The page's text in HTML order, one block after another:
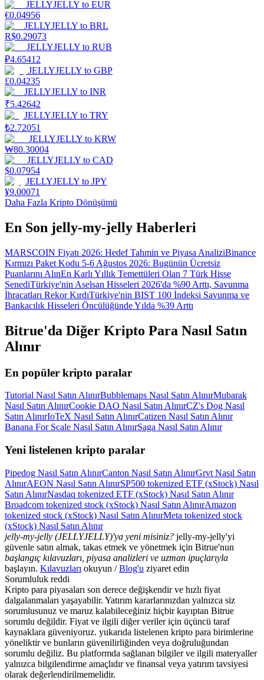
JELLYJELLY to EUR
€0.04956
JELLYJELLY to BRL
R$0.29073
JELLYJELLY to RUB
₽4.65412
JELLYJELLY to GBP
£0.04235
JELLYJELLY to INR
₹5.42642
JELLYJELLY to TRY
₺2.72051
JELLYJELLY to KRW
₩80.30004
JELLYJELLY to CAD
$0.07954
JELLYJELLY to JPY
¥9.00071
Daha Fazla Kripto Dönüşümü
En Son jelly-my-jelly Haberleri
MARSCOIN Fiyatı 2026: Hedef Tahmin ve Piyasa AnaliziBinance
Kırmızı Paket Kodu 5-6 Ağustos 2026: Bugünün Ücretsiz
Puanlarını AlınEn Karlı Yıllık Temettüleri Olan 7 Türk Hisse
SenediTürkiye'nin Aselsan Hisseleri 2026'da %90 Arttı, Savunma
İhracatları Rekor KırdıTürkiye'nin BIST 100 İndeksi Savunma ve
Bankacılık Hisseleri Öncülüğünde Yılda %39 Arttı
Bitrue'da Diğer Kripto Para Nasıl Satın
Alınır
En popüler kripto paralar
Tutorial Nasıl Satın AlınırBubblemaps Nasıl Satın AlınırMubarak
Nasıl Satın AlınırCookie DAO Nasıl Satın AlınırCZ's Dog Nasıl
Satın AlınırIoTeX Nasıl Satın AlınırCatizen Nasıl Satın Alınır
Banana For Scale Nasıl Satın AlınırSaga Nasıl Satın Alınır
Yeni listelenen kripto paralar
Pipedog Nasıl Satın AlınırCanton Nasıl Satın AlınırGrvt Nasıl Satın
AlınırAEON Nasıl Satın AlınırSP500 tokenized ETF (xStock) Nasıl
Satın AlınırNasdaq tokenized ETF (xStock) Nasıl Satın Alınır
Broadcom tokenized stock (xStock) Nasıl Satın AlınırAmazon
tokenized stock (xStock) Nasıl Satın AlınırMeta tokenized stock
(xStock) Nasıl Satın Alınır
jelly-my-jelly (JELLYJELLY)'ya yeni misiniz? jelly-my-jelly'yi
güvenle satın almak, takas etmek ve yönetmek için Bitrue'nun
başlangıç kılavuzları, piyasa analizleri ve uzman ipuçlarıyla
başlayın. Kılavuzları okuyun /Blog'u ziyaret edin
Sorumluluk reddi
Kripto para piyasaları son derece değişkendir ve hızlı fiyat
dalgalanmaları yaşayabilir. Yatırım kararlarınızdan yalnızca siz
sorumlusunuz ve maruz kalabileceğiniz hiçbir kayıptan Bitrue
sorumlu değildir. Fiyat ve ilgili diğer veriler için üçüncü taraf
kaynaklara güveniyoruz. yukarıda listelenen kripto para birimlerine
yöneliktir ve bunların güvenilirliğinden veya doğruluğundan
sorumlu değiliz. Bu platformda sağlanan bilgiler ve ilgili materyaller
yalnızca bilgilendirme amaçlıdır ve finansal veya yatırım tavsiyesi
olarak değerlendirilmemelidir.